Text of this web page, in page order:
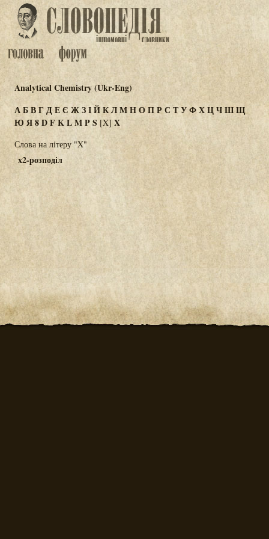
Analytical Chemistry (Ukr-Eng)
АБВГДЕЄ ЖЗІЙКЛМНОПР СТУФХЦЧШЩ
Ю Я8DFKLMPS [X] Χ
Слова на літеру "X"
x2-розподіл